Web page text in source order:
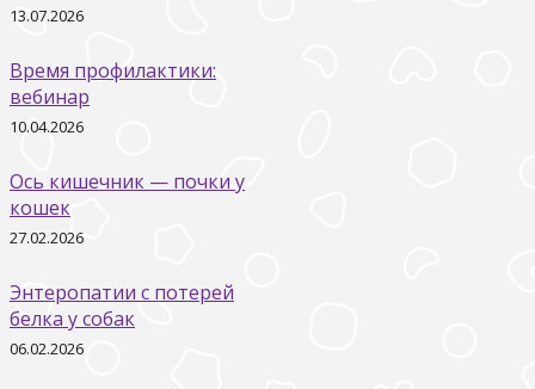
13.07.2026
Время профилактики:
вебинар
10.04.2026
Ось кишечник — почки у
кошек
27.02.2026
Энтеропатии с потерей
белка у собак
06.02.2026